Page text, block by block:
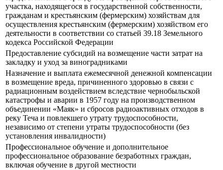
участка, находящегося в государственной собственности,
гражданам и крестьянским (фермерским) хозяйствам для
осуществления крестьянским (фермерским) хозяйством его
деятельности в соответствии со статьей 39.18 Земельного
кодекса Российской Федерации
Предоставление субсидий на возмещение части затрат на
закладку и уход за виноградниками
Назначение и выплата ежемесячной денежной компенсации
в возмещение вреда, причиненного здоровью в связи с
радиационным воздействием вследствие чернобыльской
катастрофы и аварии в 1957 году на производственном
объединении «Маяк» и сбросов радиоактивных отходов в
реку Теча и повлекшего утрату трудоспособности,
независимо от степени утраты трудоспособности (без
установления инвалидности)
Профессиональное обучение и дополнительное
профессиональное образование безработных граждан,
включая обучение в другой местности